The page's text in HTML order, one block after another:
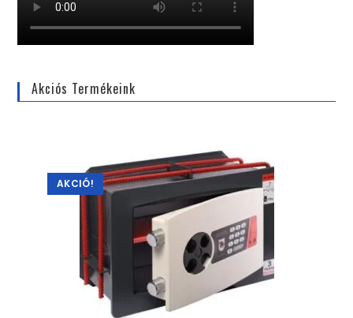
Akciós Termékeink
AKCIÓ!